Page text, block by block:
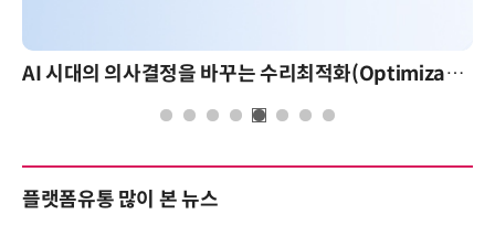
AI 시대의 의사결정을 바꾸는 수리최적화(Optimization): 실제 산업 적용 사례와 활용 전략
플랫폼유통 많이 본 뉴스